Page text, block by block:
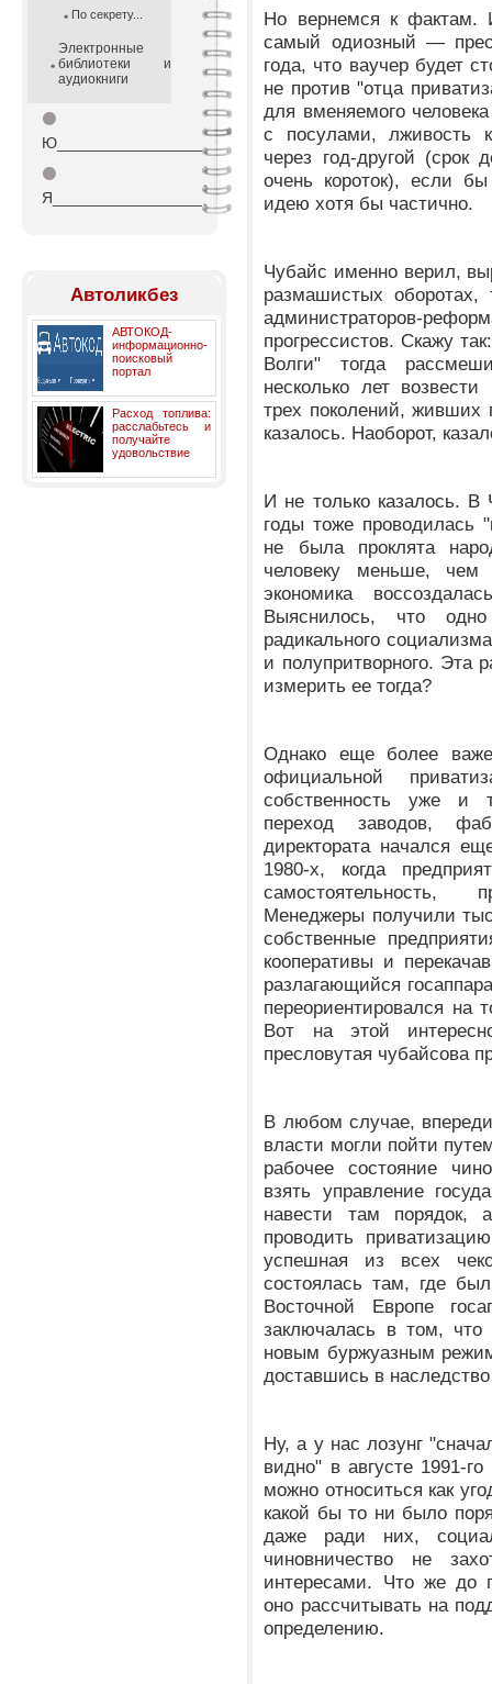
По секрету...
Электронные
библиотеки и
аудиокниги
⚫
Ю_________________
⚫
Я_________________
Автоликбез
АВТОКОД-
информационно-
поисковый
портал
Расход топлива:
расслабьтесь и
получайте
удовольствие
Но вернемся к
самый одиозный —
года, что ваучер будет
не против "отца
для вменяемого
с посулами, лживость
через год-другой (срок
очень короток), если
идею хотя бы частично.
Чубайс именно верил,
размашистых
администраторов-
прогрессистов. Скажу
Волги" тогда
несколько лет
трех поколений,
казалось. Наоборот,
И не только казалось.
годы тоже проводилась
не была проклята
человеку меньше,
экономика
Выяснилось, что
радикального
и полупритворного. Эта
измерить ее тогда?
Однако еще более
официальной
собственность уже и
переход заводов,
директората начался
1980-х, когда
Менеджеры получили
собственные
кооперативы и
разлагающийся
переориентировался на
Вот на этой
пресловутая чубайсова
В любом случае,
власти могли пойти
рабочее состояние
взять управление
навести там порядок,
проводить
успешная из всех
состоялась там, где
Восточной Европе
заключалась в том,
новым буржуазным
доставшись в
Ну, а у нас лозунг
видно" в августе 1991-
можно относиться как
какой бы то ни было
даже ради них,
чиновничество не
интересами. Что же до
оно рассчитывать на
определению.